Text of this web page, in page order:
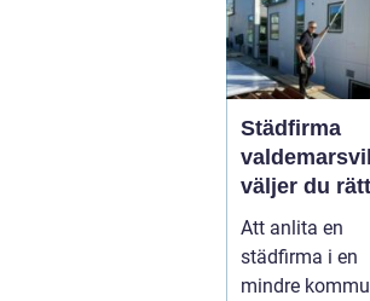
Städfirma
valdemarsvik
väljer du rätt
hjälp för hem
och företag
Att anlita en
städfirma i en
mindre